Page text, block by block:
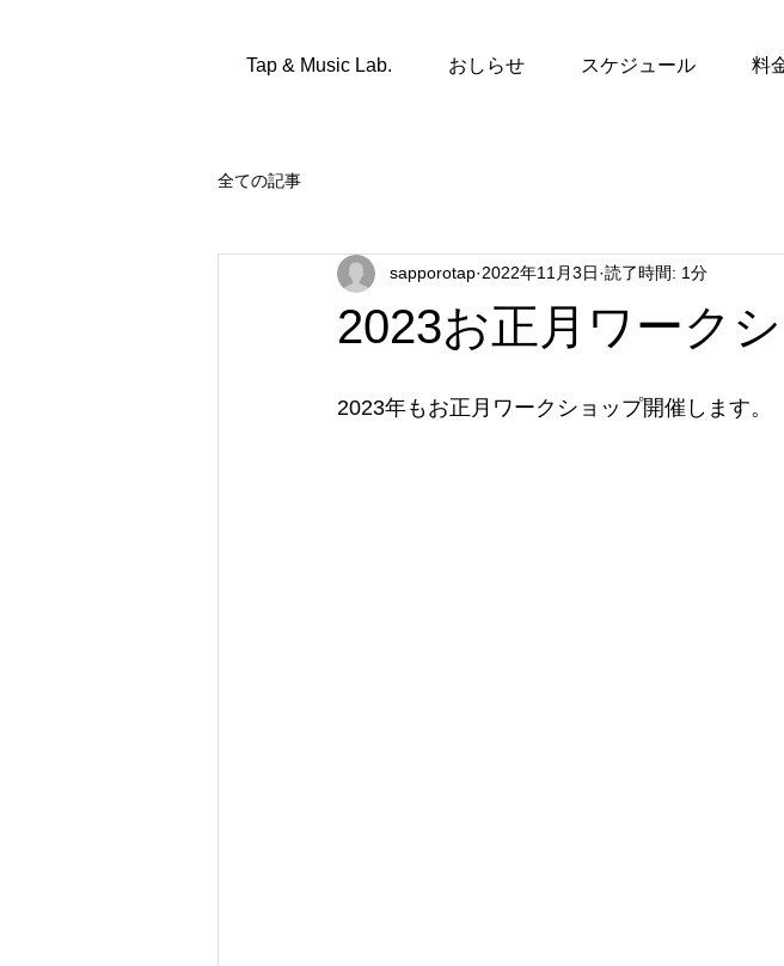
Tap & Music Lab. おしらせ スケジュール 料
全ての記事
2023お正月ワーク
sapporotap 2022年11月3日 読了時間: 1分
2023年もお正月ワークショップ開催します。